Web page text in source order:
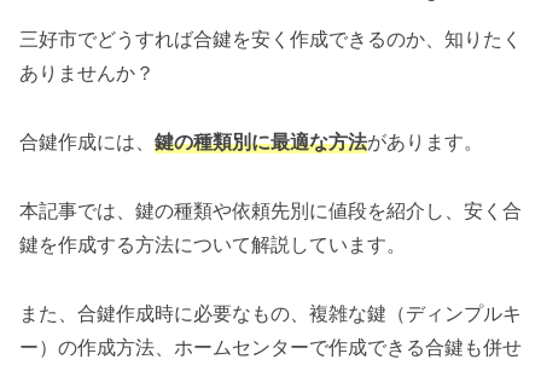
三好市でどうすれば合鍵を安く作成できるのか、知りたく
ありませんか？
合鍵作成には、 鍵の種類別に最適な方法があります。
本記事では、鍵の種類や依頼先別に値段を紹介し、安く合
鍵を作成する方法について解説しています。
また、合鍵作成時に必要なもの、複雑な鍵（ディンプルキ
ー）の作成方法、ホームセンターで作成できる合鍵も併せ